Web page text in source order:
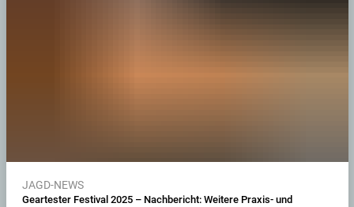
JAGD-NEWS
Geartester Festival 2025 – Nachbericht: Weitere Praxis- und